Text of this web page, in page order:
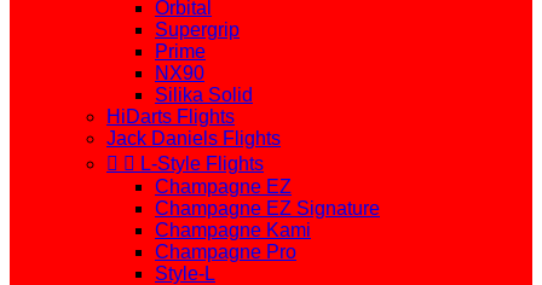
Orbital
Supergrip
Prime
NX90
Silika Solid
HiDarts Flights
Jack Daniels Flights
  L-Style Flights
Champagne EZ
Champagne EZ Signature
Champagne Kami
Champagne Pro
Style-L